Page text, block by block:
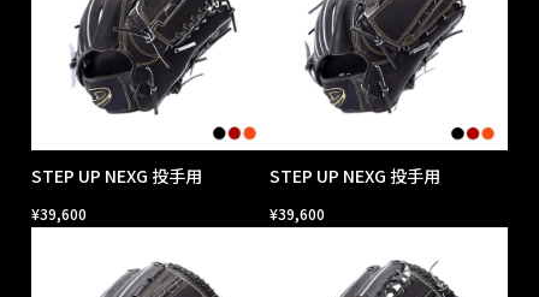
STEP UP NEXG 投手用
¥39,600
STEP UP NEXG 投手用
¥39,600